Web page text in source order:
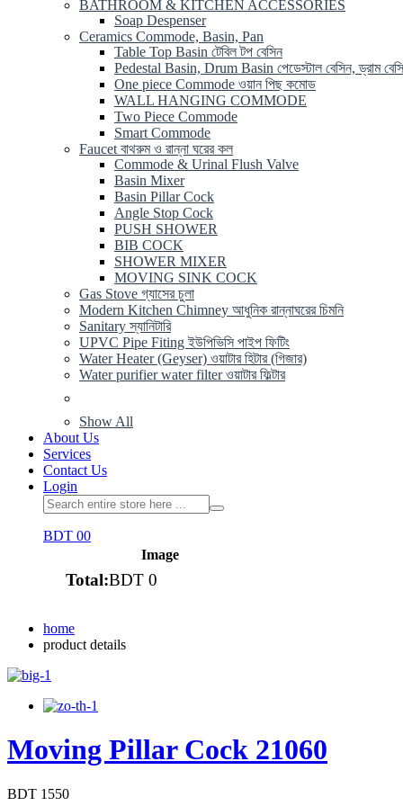
BATHROOM & KITCHEN ACCESSORIES
Soap Despenser
Ceramics Commode, Basin, Pan
Table Top Basin টেবিল টপ বেসিন
Pedestal Basin, Drum Basin পেডেস্টাল বেসিন, ড্রাম
One piece Commode ওয়ান পিছ কমোড
WALL HANGING COMMODE
Two Piece Commode
Smart Commode
Faucet বাথরুম ও রান্না ঘরের কল
Commode & Urinal Flush Valve
Basin Mixer
Basin Pillar Cock
Angle Stop Cock
PUSH SHOWER
BIB COCK
SHOWER MIXER
MOVING SINK COCK
Gas Stove গ্যাসের চুলা
Modern Kitchen Chimney আধুনিক রান্নাঘরের চিমনি
Sanitary স্যানিটারি
UPVC Pipe Fiting ইউপিভিসি পাইপ ফিটিং
Water Heater (Geyser) ওয়াটার হিটার (গিজার)
Water purifier water filter ওয়াটার ফিল্টার
Show All
About Us
Services
Contact Us
Login
BDT 00
Image
Total:BDT 0
home
product details
Moving Pillar Cock 21060
BDT 1550